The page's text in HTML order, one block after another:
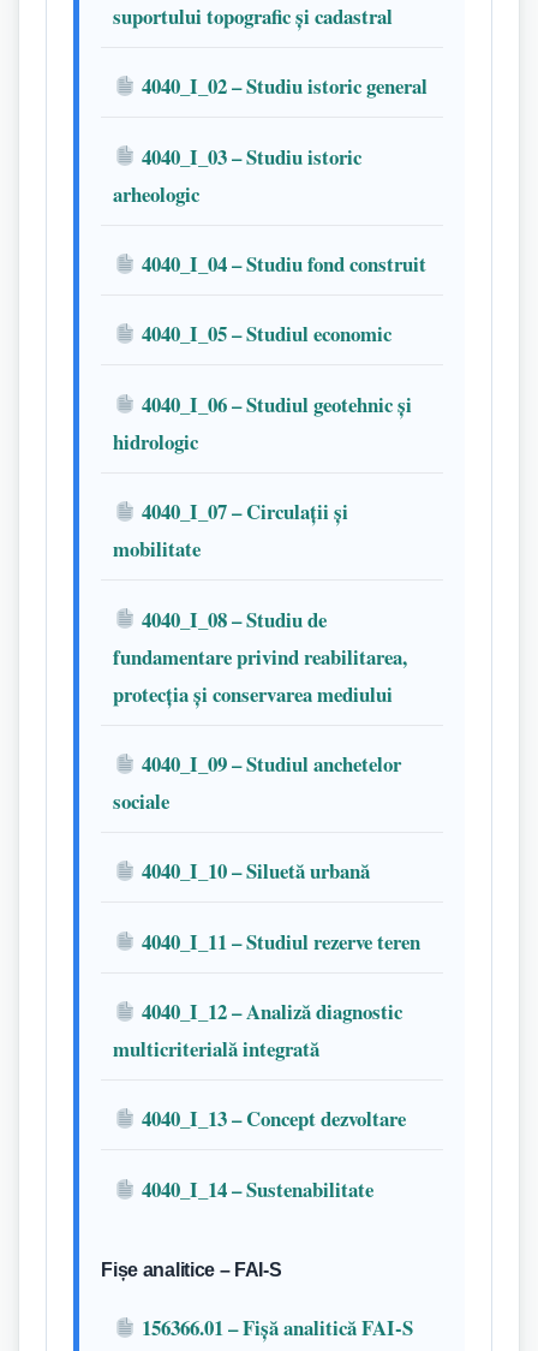
suportului topografic și cadastral
4040_I_02 – Studiu istoric general
4040_I_03 – Studiu istoric
arheologic
4040_I_04 – Studiu fond construit
4040_I_05 – Studiul economic
4040_I_06 – Studiul geotehnic și
hidrologic
4040_I_07 – Circulații și
mobilitate
4040_I_08 – Studiu de
fundamentare privind reabilitarea,
protecția și conservarea mediului
4040_I_09 – Studiul anchetelor
sociale
4040_I_10 – Siluetă urbană
4040_I_11 – Studiul rezerve teren
4040_I_12 – Analiză diagnostic
multicriterială integrată
4040_I_13 – Concept dezvoltare
4040_I_14 – Sustenabilitate
Fișe analitice – FAI-S
156366.01 – Fișă analitică FAI-S